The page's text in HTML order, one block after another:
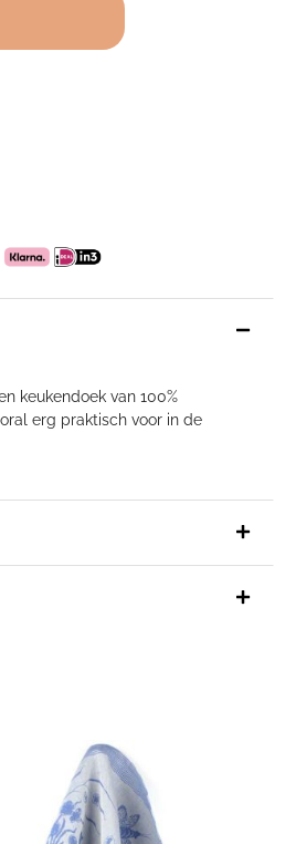
keukendoek van 100%
erg praktisch voor in de